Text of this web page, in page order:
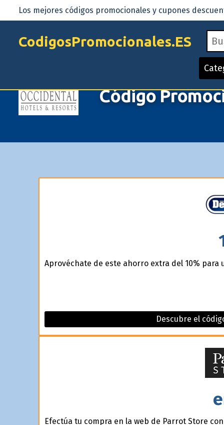
CodigosPromocionales.ES
Los mejores códigos promocionales y cupones
Código
Aprovéchate de este ahorro extra del 10%
Descubre el
Efectúa tu compra en la web de Parrot Store